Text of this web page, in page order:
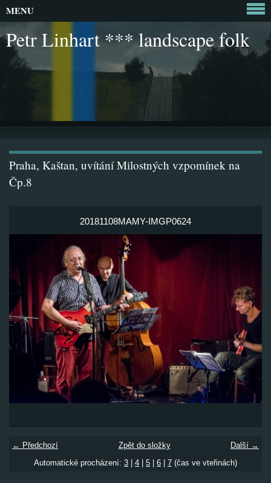
Petr Linhart *** landscape folk
Praha, Kaštan, uvítání Milostných vzpomínek na
Čp.8
20181108MAMY-IMGP0624
← Předchozí Další →
Zpět do složky
Automatické procházení: 3 4 5 6 7 (čas ve vteřinách)
MENU